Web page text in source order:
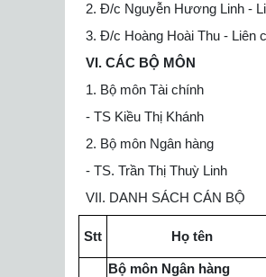
2. Đ/c Nguyễn Hương Linh -
3. Đ/c Hoàng Hoài Thu - Liên
VI. CÁC BỘ MÔN
1. Bộ môn Tài chính
- TS Kiều Thị Khánh
2. Bộ môn Ngân hàng
- TS. Trần Thị Thuỳ Linh
VII. DANH SÁCH CÁN BỘ
Stt Họ tên
Bộ môn Ngân hàng